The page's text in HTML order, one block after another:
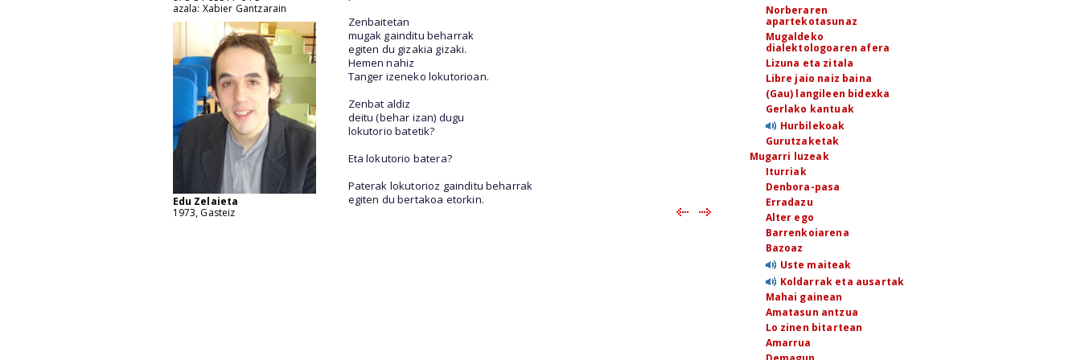
azala: Xabier Gantzarain
Edu Zelaieta
1973, Gasteiz
Norberaren
apartekotasunaz
Mugaldeko
dialektologoaren afera
Lizuna eta zitala
Libre jaio naiz baina
(Gau) langileen bidexka
Gerlako kantuak
Hurbilekoak
Gurutzaketak
Mugarri luzeak
Iturriak
Denbora-pasa
Erradazu
Alter ego
Barrenkoiarena
Bazoaz
Uste maiteak
Koldarrak eta ausartak
Mahai gainean
Amatasun antzua
Lo zinen bitartean
Amarrua
Zenbaitetan
mugak gainditu beharrak
egiten du gizakia gizaki.
Hemen nahiz
Tanger izeneko lokutorioan.
Zenbat aldiz
deitu (behar izan) dugu
lokutorio batetik?
Eta lokutorio batera?
Paterak lokutorioz gainditu beharrak
egiten du bertakoa etorkin.